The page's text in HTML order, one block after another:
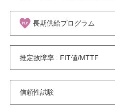
長期供給プログラム
推定故障率 : FIT値/MTTF
信頼性試験